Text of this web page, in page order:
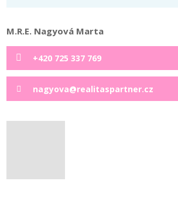
M.R.E. Nagyová Marta
+420 725 337 769
nagyova@realitaspartner.cz